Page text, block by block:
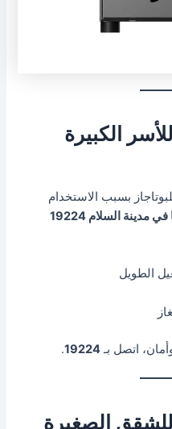
الكبيرة
بسبب الاستخدام
مدينة السلام 19224
الطويل
اتصل بـ19224
.
للشقق الصغيرة